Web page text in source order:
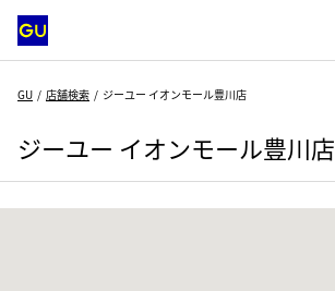
GU 店舗検索 ジーユー イオンモール豊川店
ジーユー イオンモール豊川店